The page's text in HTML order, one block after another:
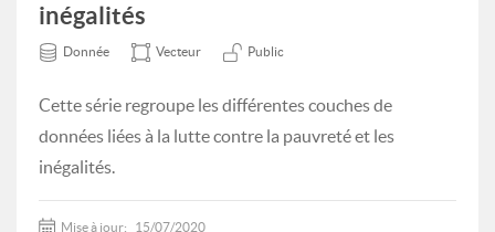
inégalités
Donnée Vecteur Public
Cette série regroupe les différentes couches de
données liées à la lutte contre la pauvreté et les
inégalités.
Mise à jour: 15/07/2020